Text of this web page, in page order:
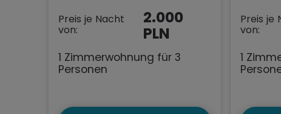
Preis je Nacht
von:
2.000
PLN
1 Zimmerwohnung für 3
Personen
Preis je
von:
1